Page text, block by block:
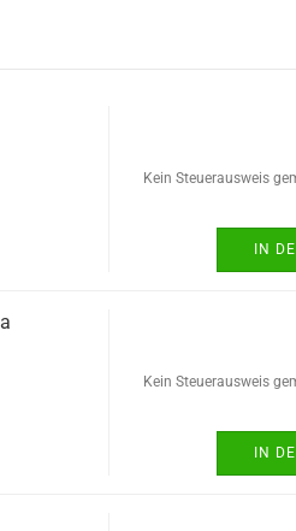
Kein Steuerausweis
IN
Kein Steuerausweis
IN